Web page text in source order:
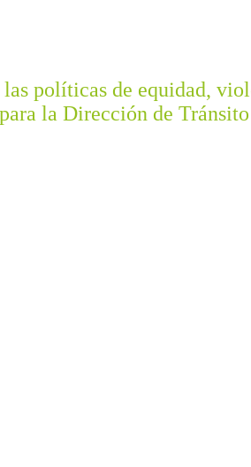
políticas de equidad,
la Dirección de